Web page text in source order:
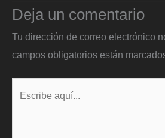
Deja un comentario
Tu dirección de correo electrónico
campos obligatorios están